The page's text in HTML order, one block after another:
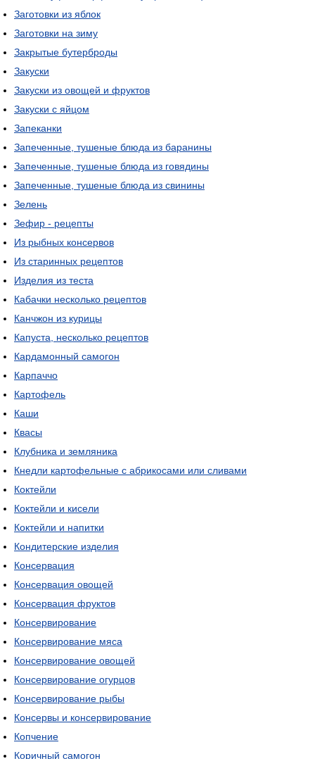
Заготовки из яблок
Заготовки на зиму
Закрытые бутерброды
Закуски
Закуски из овощей и фруктов
Закуски с яйцом
Запеканки
Запеченные, тушеные блюда из баранины
Запеченные, тушеные блюда из говядины
Запеченные, тушеные блюда из свинины
Зелень
Зефир - рецепты
Из рыбных консервов
Из старинных рецептов
Изделия из теста
Кабачки несколько рецептов
Канчжон из курицы
Капуста, несколько рецептов
Кардамонный самогон
Карпаччо
Картофель
Каши
Квасы
Клубника и земляника
Кнедли картофельные с абрикосами или сливами
Коктейли
Коктейли и кисели
Коктейли и напитки
Кондитерские изделия
Консервация
Консервация овощей
Консервация фруктов
Консервирование
Консервирование мяса
Консервирование овощей
Консервирование огурцов
Консервирование рыбы
Консервы и консервирование
Копчение
Коричный самогон